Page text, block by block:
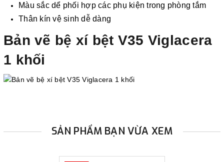
Màu sắc dể phối hợp các phụ kiện trong phòng tắm
Thân kín vệ sinh dễ dàng
Bản vẽ bệ xí bệt V35 Viglacera
1 khối
SẢN PHẨM BẠN VỪA XEM